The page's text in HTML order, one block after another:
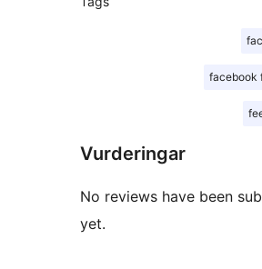
facebook
Vurderingar
No reviews have been
yet.